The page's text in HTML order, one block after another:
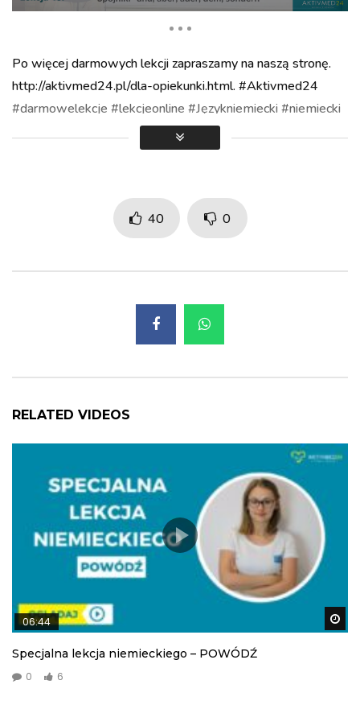
Auto Next
Po więcej darmowych lekcji zapraszamy na naszą stronę.
http://aktivmed24.pl/dla-opiekunki.html. #Aktivmed24
#darmowelekcje #lekcjeonline #Językniemiecki #niemiecki
40 0
RELATED VIDEOS
06:44
Specjalna lekcja niemieckiego – POWÓDŹ
0 6